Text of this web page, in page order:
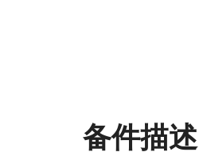
备件描述